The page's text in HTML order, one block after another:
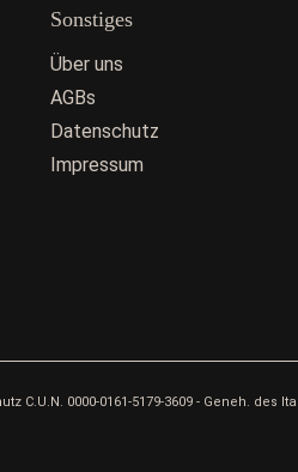
Sonstiges
Über uns
AGBs
Datenschutz
Impressum
C.U.N. 0000-0161-5179-3609 - Geneh. des